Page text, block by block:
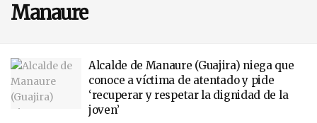
Manaure
Alcalde de Manaure (Guajira) niega que
conoce a víctima de atentado y pide
‘recuperar y respetar la dignidad de la
joven’